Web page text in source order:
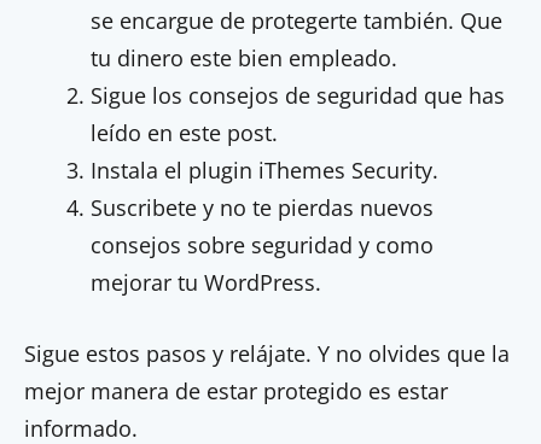
se encargue de protegerte también. Que
tu dinero este bien empleado.
Sigue los consejos de seguridad que has
leído en este post.
Instala el plugin iThemes Security.
Suscribete y no te pierdas nuevos
consejos sobre seguridad y como
mejorar tu WordPress.
Sigue estos pasos y relájate. Y no olvides que la
mejor manera de estar protegido es estar
informado.